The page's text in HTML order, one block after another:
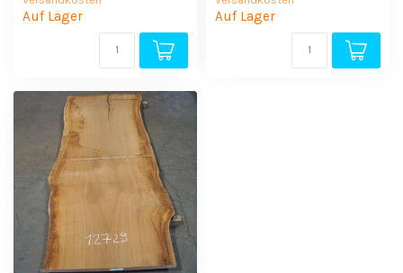
Auf Lager Auf Lager